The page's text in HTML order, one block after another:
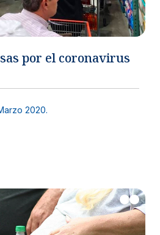
por el coronavirus
2020.